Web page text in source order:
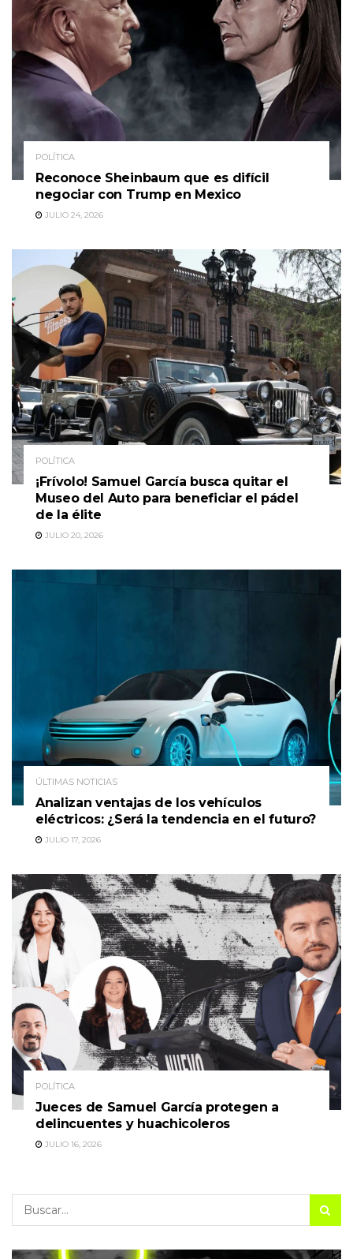
POLÍTICA
Reconoce Sheinbaum que es difícil
negociar con Trump en Mexico
JULIO 24, 2026
POLÍTICA
¡Frívolo! Samuel García busca quitar el
Museo del Auto para beneficiar el pádel
de la élite
JULIO 20, 2026
ÚLTIMAS NOTICIAS
Analizan ventajas de los vehículos
eléctricos: ¿Será la tendencia en el futuro?
JULIO 17, 2026
POLÍTICA
Jueces de Samuel García protegen a
delincuentes y huachicoleros
JULIO 16, 2026